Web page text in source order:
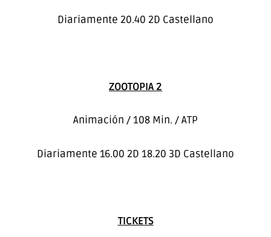
Diariamente 20.40 2D Castellano
ZOOTOPIA 2
Animación / 108 Min. / ATP
Diariamente 16.00 2D 18.20 3D Castellano
TICKETS